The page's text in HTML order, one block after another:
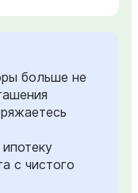
больше не
с чистого